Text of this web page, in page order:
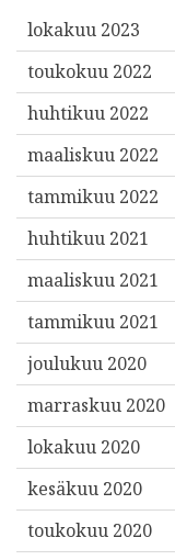
lokakuu 2023
toukokuu 2022
huhtikuu 2022
maaliskuu 2022
tammikuu 2022
huhtikuu 2021
maaliskuu 2021
tammikuu 2021
joulukuu 2020
marraskuu 2020
lokakuu 2020
kesäkuu 2020
toukokuu 2020